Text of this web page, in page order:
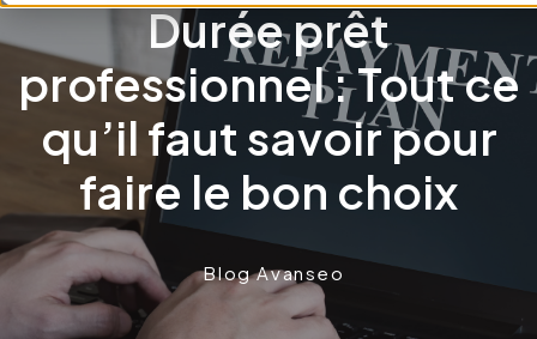
Durée prêt
professionnel : Tout ce
qu’il faut savoir pour
faire le bon choix
Blog Avanseo